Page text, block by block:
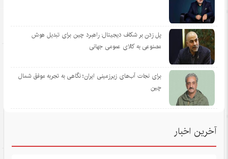
پل زدن بر شکاف دیجیتال: راهبرد چین برای تبدیل هوش
مصنوعی به کالای عمومی جهانی
برای نجات آب‌های زیرزمینی ایران؛ نگاهی به تجربه موفق شمال
چین
آخرین اخبار